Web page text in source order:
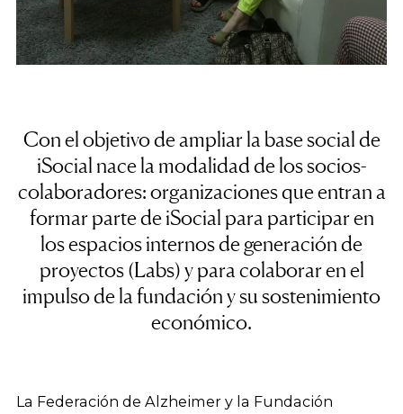
Con el objetivo de ampliar la base social de
iSocial nace la modalidad de los socios-
colaboradores: organizaciones que entran a
formar parte de iSocial para participar en
los espacios internos de generación de
proyectos (Labs) y para colaborar en el
impulso de la fundación y su sostenimiento
económico.
La Federación de Alzheimer y la Fundación